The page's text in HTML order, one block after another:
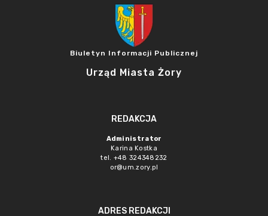
Biuletyn Informacji Publicznej
Urząd Miasta Żory
REDAKCJA
Administrator
Karina Kostka
tel. +48 324348232
or@um.zory.pl
ADRES REDAKCJI